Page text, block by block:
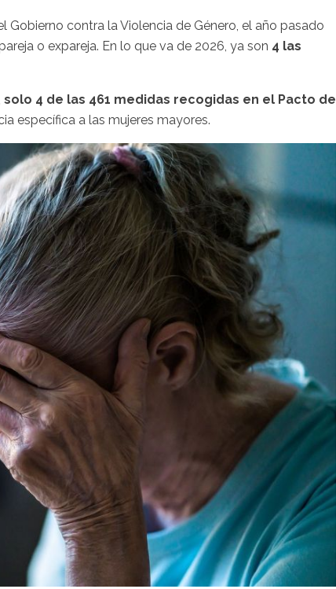
contra la Violencia de Género, el año pasado
o expareja. En lo que va de 2026, ya son 4 las
solo 4 de las 461 medidas recogidas en el Pacto de
específica a las mujeres mayores.